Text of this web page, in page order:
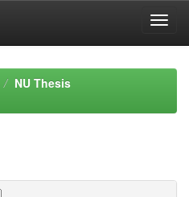
NU Thesis